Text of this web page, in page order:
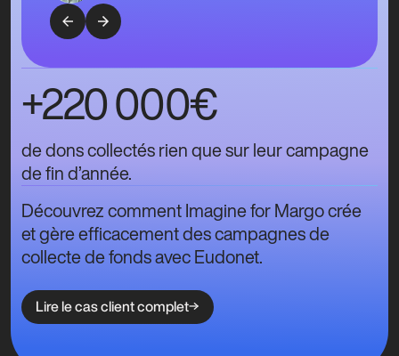
+220 000€
de dons collectés rien que sur leur campagne
de fin d’année.
Découvrez comment Imagine for Margo crée
et gère efficacement des campagnes de
collecte de fonds avec Eudonet.
Lire le cas client complet